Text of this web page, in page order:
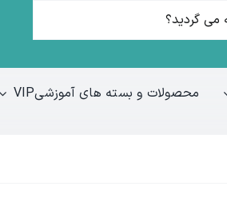
محصولات و بسته های آموزشیVIP